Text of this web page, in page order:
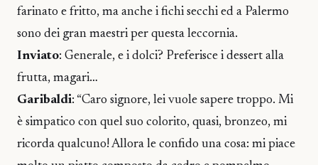
farinato e fritto, ma anche i fichi secchi ed a Palermo
sono dei gran maestri per questa leccornia.
Inviato: Generale, e i dolci? Preferisce i dessert alla
frutta, magari…
Garibaldi: “Caro signore, lei vuole sapere troppo. Mi
è simpatico con quel suo colorito, quasi, bronzeo, mi
ricorda qualcuno! Allora le confido una cosa: mi piace